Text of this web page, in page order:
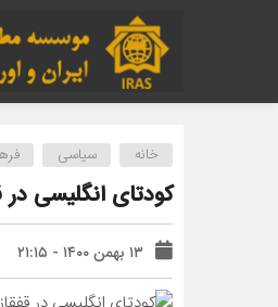
خانه سیاسی
کودتای انگلیسی
۱۳ بهمن ۱۴۰۰ - ۲۱:۱۵